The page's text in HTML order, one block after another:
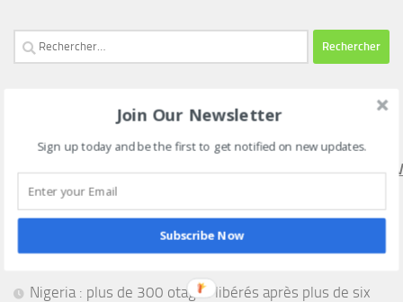
Rechercher :
SUIVEZ NOUS SUR NOTRE CHAINE WHATSAPP VIA CE
LIEN
HTTPS://WHATSAPP.COM/CHANNEL/
Nigeria : plus de 300 otages libérés après plus de six
Join Our Newsletter
Sign up today and be the first to get notified on new updates.
Subscribe Now